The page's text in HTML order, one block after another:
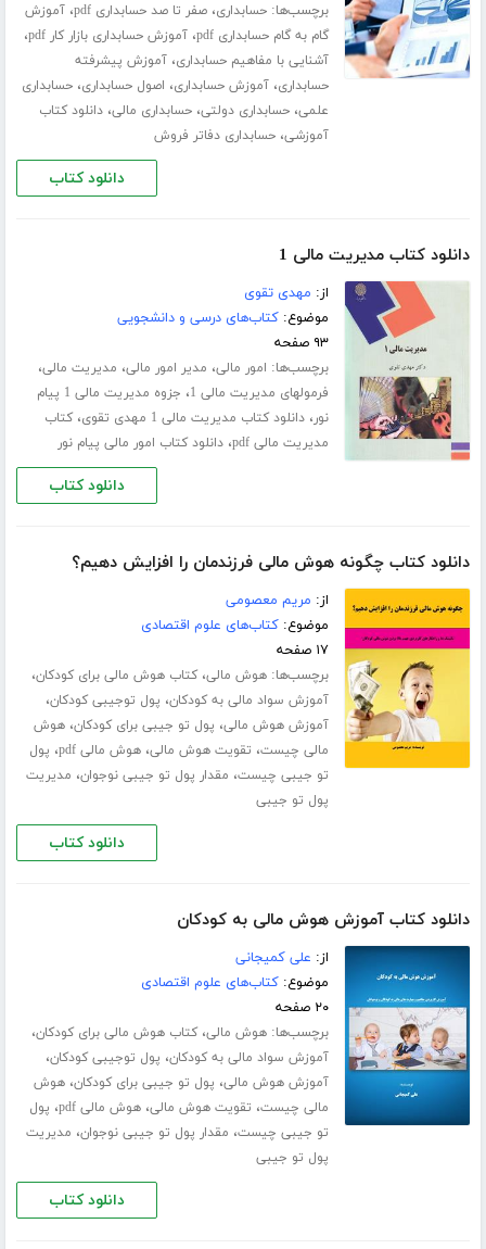
برچسب‌ها:حسابداری،صفر تا صد حسابداری pdf ،آموزش
گام به گام حسابداری pdf
،آموزش حسابداری بازار کار pdf ،
آشنایی با مفاهیم حسابداری،آموزش پیشرفته
حسابداری،آموزش حسابداری، اصول حسابداری،حسابداری
علمی،حسابداری دولتی،حسابداری مالی،دانلود کتاب
آموزشی،حسابداری دفاتر فروش
دانلود کتاب
دانلود کتاب مدیریت مالی 1
از: مهدی تقوی
موضوع:کتاب‌های درسی و دانشجویی
۹۳ صفحه
برچسب‌ها: امور مالی، مدیر امور مالی، مدیریت مالی،
فرمولهای مدیریت مالی 1 ،
جزوه مدیریت مالی 1 پیام
نور،دانلود کتاب مدیریت مالی 1 مهدی تقوی ،کتاب
مدیریت مالی pdf
،دانلود کتاب امور مالی پیام نور
دانلود کتاب
دانلود کتاب چگونه هوش مالی فرزندمان را افزایش دهیم؟
از: مریم معصومی
موضوع:کتاب‌های علوم اقتصادی
۱۷ صفحه
برچسب‌ها:هوش مالی،کتاب هوش مالی برای کودکان،
آموزش سواد مالی به کودکان، پول توجیبی کودکان،
آموزش هوش مالی، پول تو جیبی برای کودکان،هوش
مالی چیست، تقویت هوش مالی،هوش مالی pdf ، پول
تو جیبی چیست، مقدار پول تو جیبی نوجوان، مدیریت
پول تو جیبی
دانلود کتاب
دانلود کتاب آموزش هوش مالی به کودکان
از: علی کمیجانی
موضوع:کتاب‌های علوم اقتصادی
۲۰ صفحه
برچسب‌ها:هوش مالی،کتاب هوش مالی برای کودکان،
آموزش سواد مالی به کودکان، پول توجیبی کودکان،
آموزش هوش مالی، پول تو جیبی برای کودکان،هوش
مالی چیست، تقویت هوش مالی،هوش مالی pdf ، پول
تو جیبی چیست، مقدار پول تو جیبی نوجوان، مدیریت
پول تو جیبی
دانلود کتاب